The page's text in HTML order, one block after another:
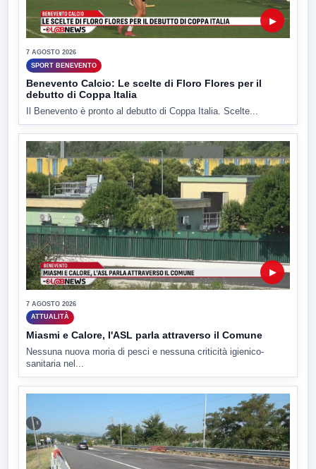
▶
7 AGOSTO 2026
SPORT BENEVENTO
Benevento Calcio: Le scelte di Floro Flores per il
debutto di Coppa Italia
Il Benevento è pronto al debutto di Coppa Italia. Scelte...
▶
7 AGOSTO 2026
ATTUALITÀ
Miasmi e Calore, l'ASL parla attraverso il Comune
Nessuna nuova moria di pesci e nessuna criticità igienico-
sanitaria nel...